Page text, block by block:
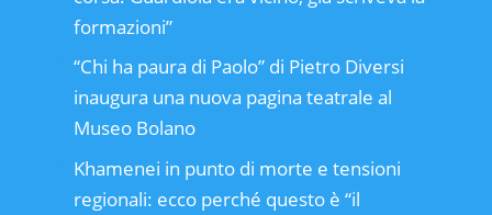
formazioni”
“Chi ha paura di Paolo” di Pietro Diversi
inaugura una nuova pagina teatrale al
Museo Bolano
Khamenei in punto di morte e tensioni
regionali: ecco perché questo è “il